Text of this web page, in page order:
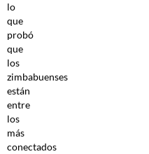
lo
que
probó
que
los
zimbabuenses
están
entre
los
más
conectados